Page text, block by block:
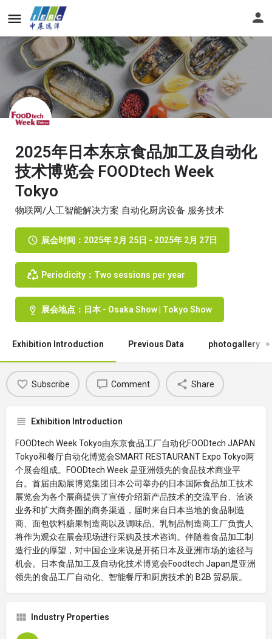
2025年日本东京食品加工及自动化
技术博览会 FOODtech Week
Tokyo
物联网/人工智能解决方案 自动化厨房设备 服务技术
展会时间：2025年 2月 25日 - 2025年 2月 27日
Periodicity：Two sessions per year
展会地点：日本 - Osaka Show | Tokyo Show
Exhibition Introduction Previous Data photogallery
Subscribe Comment Share
Exhibition Introduction
FOODtech Week Tokyo由东京食品工厂自动化FOODtech JAPAN
Tokyo和餐厅自动化博览会SMART RESTAURANT Expo Tokyo两
个展会组成。FOODtech Week 是亚洲领先的食品技术商业平
台。首届由励展博览集团日本公司举办的日本国际食品加工技术
展览会为各个展商提供了宣传介绍新产品技术的交流平台、洽谈
业务和扩大商务圈的商务渠道，届时来自日本当地的食品制造
商、面包饮料糖果制造商以及调味品、乳制品制造商工厂负责人
将作为观众在展会现场进行采购及技术咨询。伴随着食品加工制
造行业的厚望，对中国企业来说是开拓日本及亚洲市场的途径与
机会。日本食品加工及自动化技术博览会Foodtech Japan是亚洲
领先的食品工厂自动化、智能餐厅和厨房技术的 B2B 贸易展。
Industry Properties